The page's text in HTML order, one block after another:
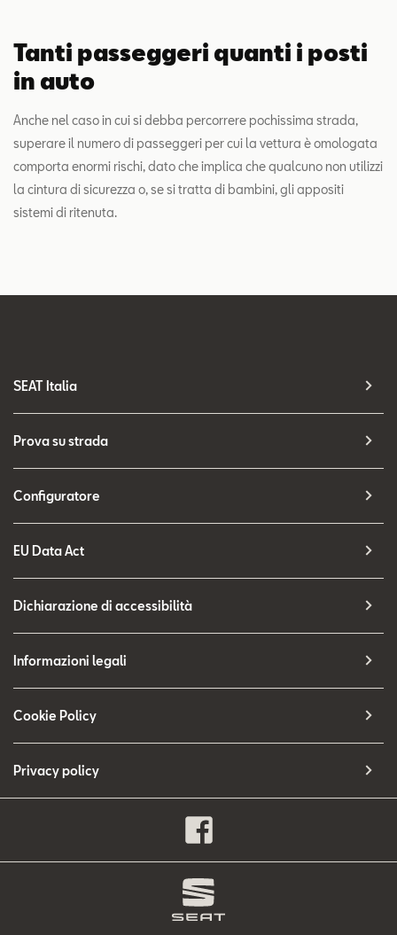
Tanti passeggeri quanti i posti
in auto
Anche nel caso in cui si debba percorrere pochissima strada,
superare il numero di passeggeri per cui la vettura è omologata
comporta enormi rischi, dato che implica che qualcuno non utilizzi
la cintura di sicurezza o, se si tratta di bambini, gli appositi
sistemi di ritenuta.
SEAT Italia
Prova su strada
Configuratore
EU Data Act
Dichiarazione di accessibilità
Informazioni legali
Cookie Policy
Privacy policy